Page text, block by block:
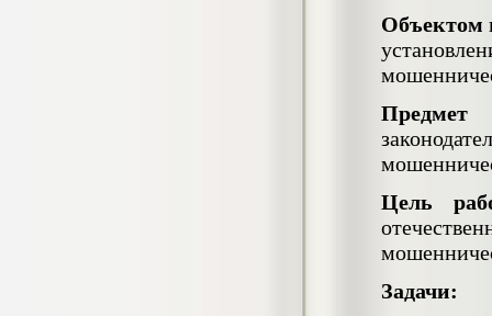
Объектом
Предмет
Цель
Задачи: